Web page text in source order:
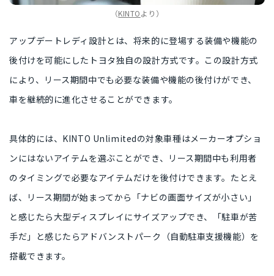
（KINTOより）
アップデートレディ設計とは、 将来的に登場する装備や機能の
後付けを可能にした トヨタ独自の設計方式です。この設計方式
により、リース期間中でも必要な装備や機能の後付けができ、
車を継続的に進化させることができます。
具体的には、KINTO Unlimitedの対象車種はメーカーオプショ
ンにはないアイテムを選ぶことができ、リース期間中も 利用者
のタイミングで必要なアイテムだけを後付けできます。たとえ
ば、リース期間が始まってから「ナビの画面サイズが小さい」
と感じたら大型ディスプレイにサイズアップでき、「駐車が苦
手だ」と感じたらアドバンストパーク（自動駐車支援機能）を
搭載できます。